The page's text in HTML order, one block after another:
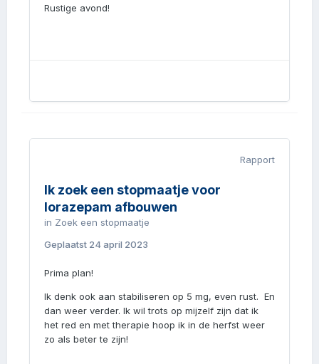
Rustige avond!
Rapport
Ik zoek een stopmaatje voor
lorazepam afbouwen
in Zoek een stopmaatje
Geplaatst 24 april 2023
Prima plan!
Ik denk ook aan stabiliseren op 5 mg, even rust. En
dan weer verder. Ik wil trots op mijzelf zijn dat ik
het red en met therapie hoop ik in de herfst weer
zo als beter te zijn!